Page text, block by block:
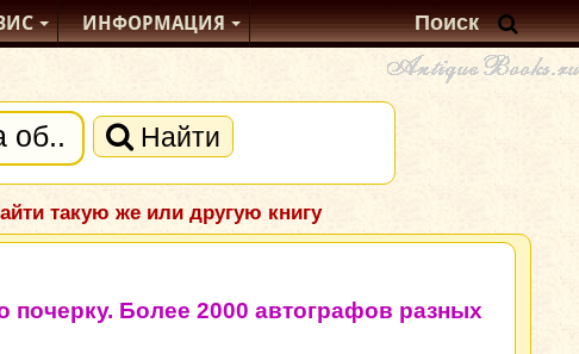
ИНФОРМАЦИЯ
Найти
такую же или другую книгу
почерку. Более 2000 автографов разных